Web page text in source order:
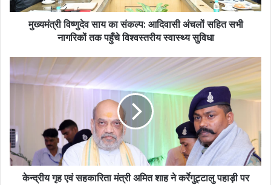
मुख्यमंत्री विष्णुदेव साय का संकल्प: आदिवासी अंचलों सहित सभी
नागरिकों तक पहुँचे विश्वस्तरीय स्वास्थ्य सुविधा
केन्द्रीय गृह एवं सहकारिता मंत्री अमित शाह ने कर्रेगुट्टालु पहाड़ी पर